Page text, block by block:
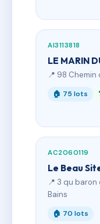
AI3113818
LE MARIN
📍 98 Chemin
🏠 75 lots
AC2060119
Le Beau
📍 3 qu
Bains
🏠 70 lots